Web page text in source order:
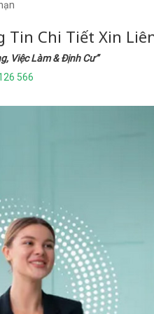
Tin Chi Tiết Xin
Việc Làm & Định Cư”
566